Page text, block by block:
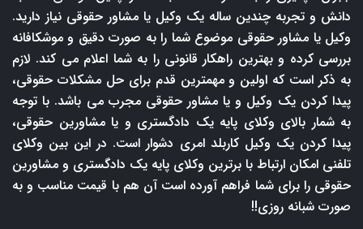
دانش و تجربه چندین ساله یک وکیل یا مشاور حقوقی نیاز دارید.
وکیل یا مشاور حقوقی موضوع شما را به صورت دقیق و موشکافانه
بررسی کرده و بهترین راهکار قانونی را به شما اعلام می کند. لازم
به ذکر است که اولین و مهمترین قدم برای حل مشکلات حقوقی،
پیدا کردن یک وکیل و یا مشاور حقوقی مجرب می باشد. با توجه
به شمار بالای وکلای پایه یک دادگستری و یا مشاورین حقوقی،
پیدا کردن یک وکیل کاربلد امری دشوار است. در این بین وکلای
تلفنی امکان ارتباط با برترین وکلای پایه یک دادگستری و مشاورین
حقوقی را برای شما فراهم آورده است آن هم با قیمت مناسب و به
صورت شبانه روزی!!